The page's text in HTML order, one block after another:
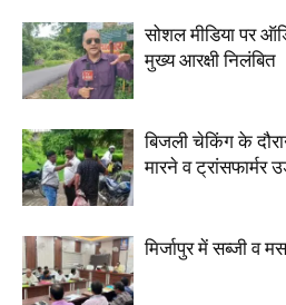
सोशल मीडिया पर
मुख्य आरक्षी निलंबित
बिजली चेकिंग के
मारने व ट्रांसफार्मर
मिर्जापुर में सब्जी व